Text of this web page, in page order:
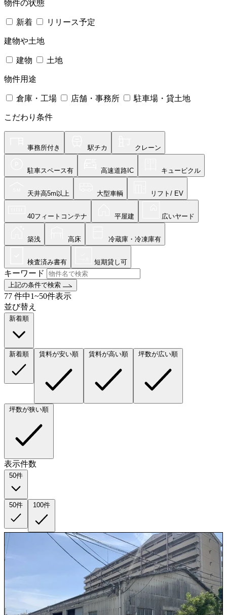
物件の状態
新着 リリース予定
建物や土地
建物 土地
物件用途
倉庫・工場 店舗・事務所 駐車場・貸土地
こだわり条件
事務所付き 駅チカ クレーン
駐車スペース有 高速道路IC キュービクル
天井高5m以上 大型車輌 リフト/ EV
40フィートコンテナ 平屋建 広いヤード
築浅 高床 冷蔵庫・冷凍庫有
検査済み書有 短期貸し可
キーワード
上記の条件で検索
77 件中1~50件表示
並び替え
新着順
新着順 賃料が安い順 賃料が高い順 坪数が広い順
坪数が狭い順
表示件数
50件
50件 100件